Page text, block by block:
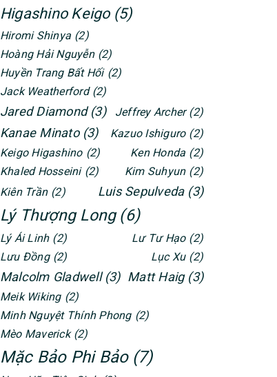
Higashino Keigo (5)
Hiromi Shinya (2)
Hoàng Hải Nguyễn (2)
Huyền Trang Bất Hối (2)
Jack Weatherford (2)
Jared Diamond (3) Jeffrey Archer (2)
Kanae Minato (3) Kazuo Ishiguro (2)
Keigo Higashino (2) Ken Honda (2)
Khaled Hosseini (2) Kim Suhyun (2)
Kiên Trần (2) Luis Sepulveda (3)
Lý Thượng Long (6)
Lý Ái Linh (2) Lư Tư Hạo (2)
Lưu Đồng (2) Lục Xu (2)
Malcolm Gladwell (3) Matt Haig (3)
Meik Wiking (2)
Minh Nguyệt Thính Phong (2)
Mèo Maverick (2)
Mặc Bảo Phi Bảo (7)